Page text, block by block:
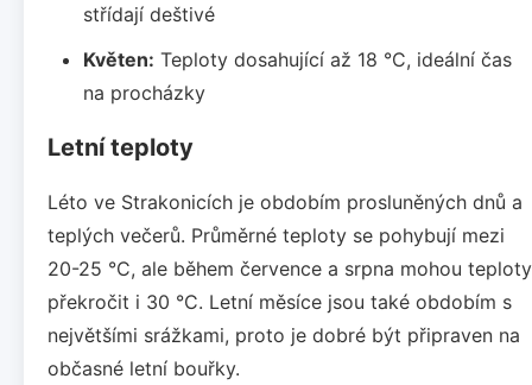
střídají deštivé
Květen: Teploty dosahující až 18 °C, ideální čas
na procházky
Letní teploty
Léto ve Strakonicích je obdobím prosluněných dnů a
teplých večerů. Průměrné teploty se pohybují mezi
20-25 °C, ale během července a srpna mohou teploty
překročit i 30 °C. Letní měsíce jsou také obdobím s
největšími srážkami, proto je dobré být připraven na
občasné letní bouřky.